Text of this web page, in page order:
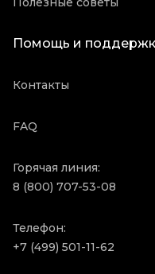
Помощь и
Контакты
FAQ
Горячая линия:
8 (800) 707-53-08
Телефон:
+7 (499) 501-11-62